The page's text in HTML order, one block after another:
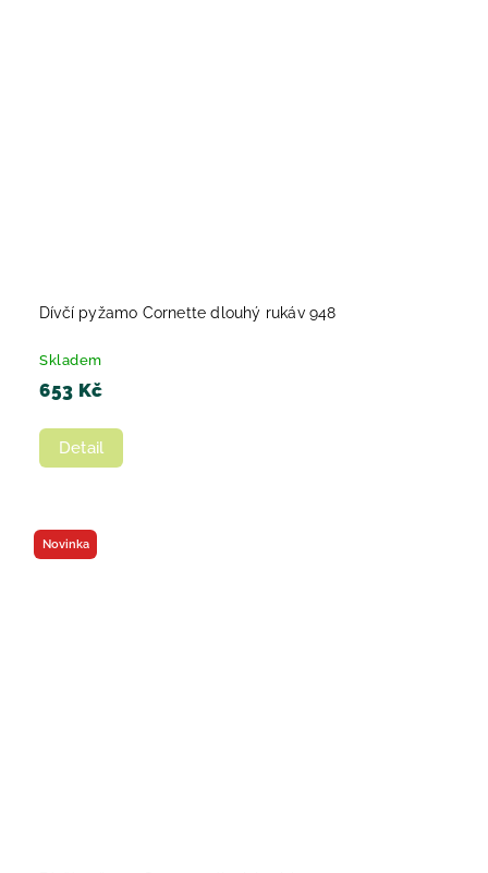
Dívčí pyžamo Cornette dlouhý rukáv 948
Skladem
653 Kč
Detail
Novinka